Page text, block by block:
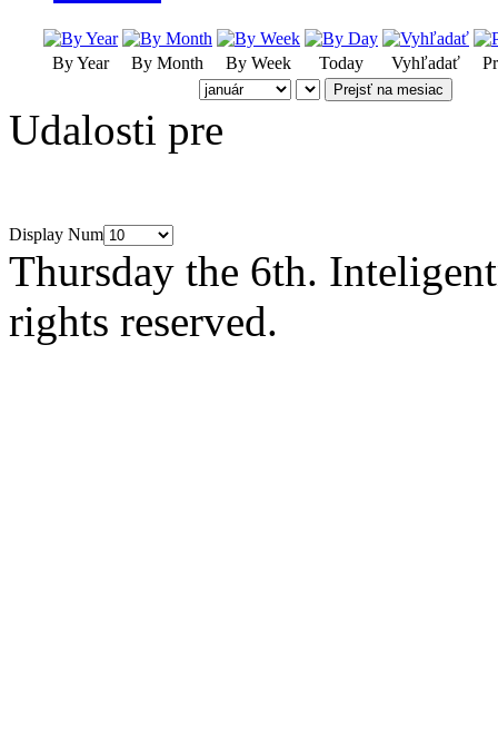
By Year By Month By Week Today Vyhľadať
Prejsť na mesiac
Udalosti pre
Display Num
Thursday the 6th.
rights reserved.